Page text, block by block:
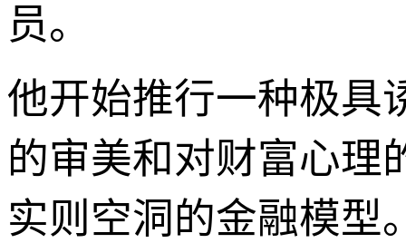
员。
他开始推行一种极具
的审美和对财富心理
实则空洞的金融模型